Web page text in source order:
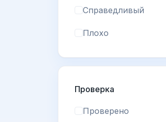
Справедливый
Плохо
Проверка
Проверено